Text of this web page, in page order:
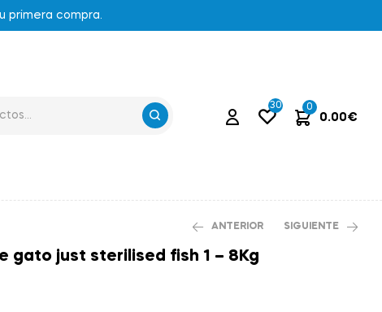
primera compra.
30 0
0.00€
ANTERIOR SIGUIENTE
gato just sterilised fish 1 – 8Kg